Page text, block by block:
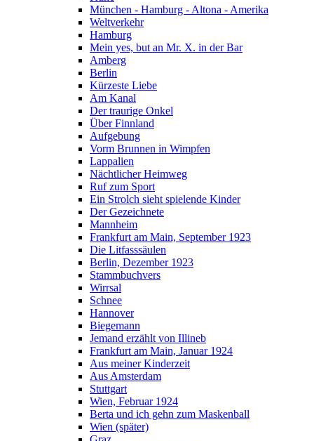
München - Hamburg - Altona - Amerika
Weltverkehr
Hamburg
Mein yes, but an Mr. X. in der Bar
Amberg
Berlin
Kürzeste Liebe
Am Kanal
Der traurige Onkel
Über Finnland
Aufgebung
Vorm Brunnen in Wimpfen
Lappalien
Nächtlicher Heimweg
Ruf zum Sport
Ein Strolch sieht spielende Kinder
Der Gezeichnete
Mannheim
Frankfurt am Main, September 1923
Die Litfasssäulen
Berlin, Dezember 1923
Stammbuchvers
Wirrsal
Schnee
Hannover
Biegemann
Jemand erzählt von Illineb
Frankfurt am Main, Januar 1924
Aus meiner Kinderzeit
Aus Amsterdam
Stuttgart
Wien, Februar 1924
Berta und ich gehn zum Maskenball
Wien (später)